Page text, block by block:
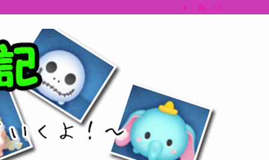
ム・キャラ評価も丁寧に解説。ツムツムイベント、ツムツム攻略、ツムツ